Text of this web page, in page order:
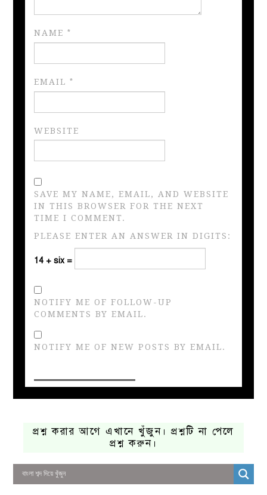
NAME*
EMAIL*
WEBSITE
SAVE MY NAME, EMAIL, AND WEBSITE
IN THIS BROWSER FOR THE NEXT
TIME I COMMENT.
PLEASE ENTER AN ANSWER IN DIGITS:
14 + six =
NOTIFY ME OF FOLLOW-UP
COMMENTS BY EMAIL.
NOTIFY ME OF NEW POSTS BY EMAIL.
প্রশ্ন করার আগে এখানে খুঁজুন। প্রশ্নটি না পেলে
প্রশ্ন করুন।